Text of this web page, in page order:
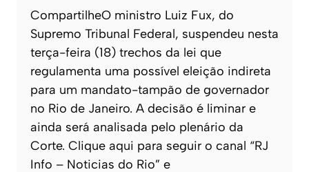
CompartilheO ministro Luiz Fux, do
Supremo Tribunal Federal, suspendeu nesta
terça-feira (18) trechos da lei que
regulamenta uma possível eleição indireta
para um mandato-tampão de governador
no Rio de Janeiro. A decisão é liminar e
ainda será analisada pelo plenário da
Corte. Clique aqui para seguir o canal “RJ
Info – Noticias do Rio” e